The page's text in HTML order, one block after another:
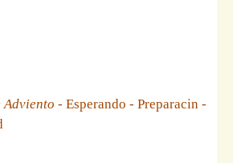
Adviento - Esperando - Preparacin -